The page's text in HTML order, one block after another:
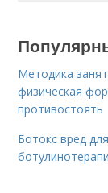
Методика
физическая
противостоять
Ботокс вред